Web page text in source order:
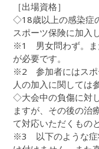
［出場資格］
◇18歳以上の感染症
スポーツ保険に加入
※1 男女問わず。
が必要です。
※2 参加者にはスポ
人の加入に関しては
◇大会中の負傷に対
ますが、その後の治
て対応いただくもの
※3 以下のような症